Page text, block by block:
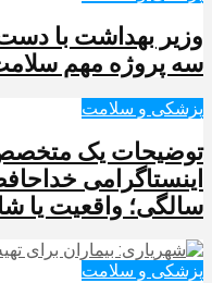
وزیر بهداشت با دست
سه پروژه مهم
پزشکی و سلامت
توضیحات یک متخصص
سالگی؛ واقعیت یا
پزشکی و سلامت